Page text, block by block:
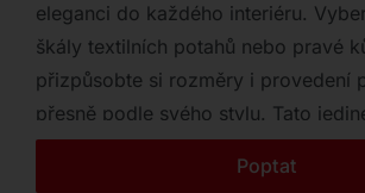
Značky
Outlet
Kontakt
eleganci do každého interiéru.
škály textilních potahů nebo pravé
přizpůsobte si rozměry i provedení
přesně podle svého stylu. Tato
s konstrukcí ze dřeva a výplní z
pěny se stane nepřehlédnutelným
Poptat